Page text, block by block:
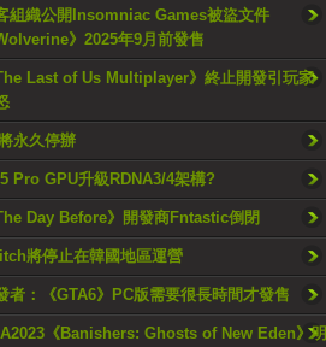
組織公開Insomniac Games被盜文件
》2025年9月前發售
Last of Us Multiplayer》終止開發引玩家
永久停辦
Pro GPU升級RDNA3/4架構?
Day Before》開發商Fntastic倒閉
將停止在韓國地區運營
者：《GTA6》PC版需要很長時間才發售
《Banishers: Ghosts of New Eden》明